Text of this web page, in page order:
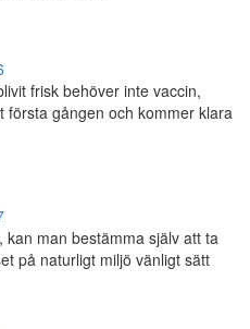
frisk behöver inte vaccin,
första gången och kommer klara
man bestämma själv att ta
på naturligt miljö vänligt sätt